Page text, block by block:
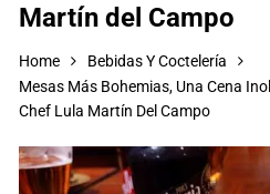
Martín del Campo
Home
Bebidas Y Coctelería
Mesas Más Bohemias, Una Cena
Chef Lula Martín Del Campo